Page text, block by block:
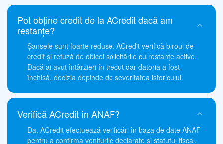
Pot obține credit de la ACredit dacă am
restanțe?
Șansele sunt foarte reduse. ACredit verifică biroul de
credit și refuză de obicei solicitările cu restanțe active.
Dacă ai avut întârzieri în trecut dar datoria a fost
închisă, decizia depinde de severitatea istoricului.
Verifică ACredit în ANAF?
Da, ACredit efectuează verificări în baza de date ANAF
pentru a confirma veniturile declarate și statutul fiscal.